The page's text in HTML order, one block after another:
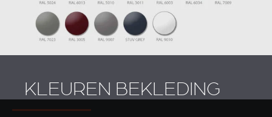
KLEUREN BEKLEDING